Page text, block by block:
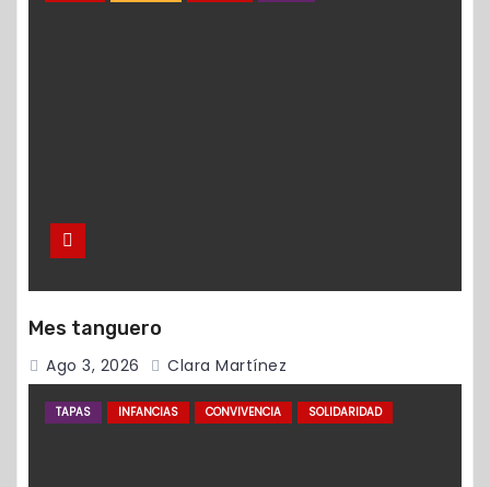
Mes tanguero
Ago 3, 2026 Clara Martínez
TAPAS INFANCIAS CONVIVENCIA SOLIDARIDAD